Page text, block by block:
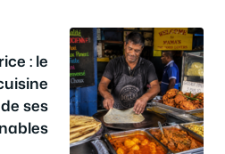
: le
ses